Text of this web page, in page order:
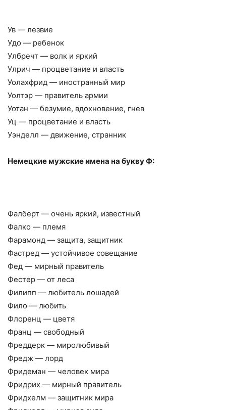
Ув — лезвие
Удо — ребенок
Улбречт — волк и яркий
Улрич — процветание и власть
Уолахфрид — иностранный мир
Уолтэр — правитель армии
Уотан — безумие, вдохновение, гнев
Уц — процветание и власть
Уэнделл — движение, странник
Немецкие мужские имена на букву Ф:
Фалберт — очень яркий, известный
Фалко — племя
Фарамонд — защита, защитник
Фастред — устойчивое совещание
Фед — мирный правитель
Фестер — от леса
Филипп — любитель лошадей
Фило — любить
Флоренц — цветя
Франц — свободный
Фреддерк — миролюбивый
Фредж — лорд
Фридеман — человек мира
Фридрих — мирный правитель
Фридхелм — защитник мира